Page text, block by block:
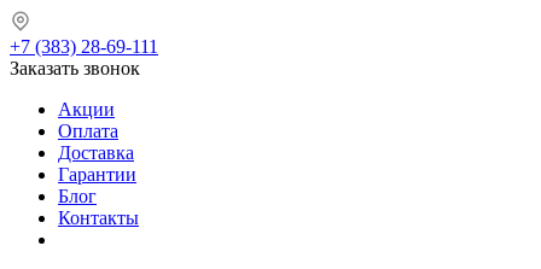
+7 (383) 28-69-111
Заказать звонок
Акции
Оплата
Доставка
Гарантии
Блог
Контакты